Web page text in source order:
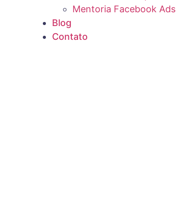
Mentoria Facebook Ads
Blog
Contato